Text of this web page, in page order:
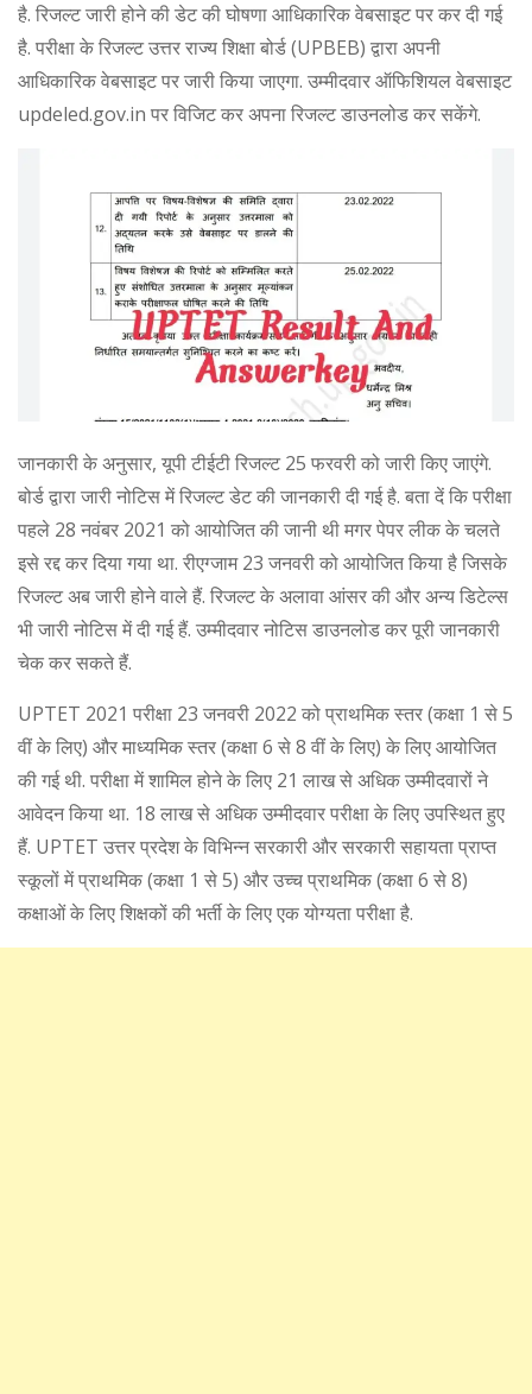
है. रिजल्‍ट जारी होने की डेट की घोषणा आधिकारिक वेबसाइट पर कर दी गई
है. परीक्षा के रिजल्‍ट उत्तर राज्य शिक्षा बोर्ड (UPBEB) द्वारा अपनी
आधिकारिक वेबसाइट पर जारी किया जाएगा. उम्मीदवार ऑफिशियल वेबसाइट
updeled.gov.in पर विजिट कर अपना रिजल्‍ट डाउनलोड कर सकेंगे.
जानकारी के अनुसार, यूपी टीईटी रिजल्‍ट 25 फरवरी को जारी किए जाएंगे.
बोर्ड द्वारा जारी नोटिस में रिजल्‍ट डेट की जानकारी दी गई है. बता दें कि परीक्षा
पहले 28 नवंबर 2021 को आयोजित की जानी थी मगर पेपर लीक के चलते
इसे रद्द कर दिया गया था. रीएग्‍जाम 23 जनवरी को आयोजित किया है जिसके
रिजल्‍ट अब जारी होने वाले हैं. रिजल्‍ट के अलावा आंसर की और अन्‍य डिटेल्‍स
भी जारी नोटिस में दी गई हैं. उम्‍मीदवार नोटिस डाउनलोड कर पूरी जानकारी
चेक कर सकते हैं.
UPTET 2021 परीक्षा 23 जनवरी 2022 को प्राथमिक स्तर (कक्षा 1 से 5
वीं के लिए) और माध्‍यमिक स्तर (कक्षा 6 से 8 वीं के लिए) के लिए आयोजित
की गई थी. परीक्षा में शामिल होने के लिए 21 लाख से अधिक उम्मीदवारों ने
आवेदन किया था. 18 लाख से अधिक उम्मीदवार परीक्षा के लिए उपस्थित हुए
हैं. UPTET उत्तर प्रदेश के विभिन्न सरकारी और सरकारी सहायता प्राप्त
स्कूलों में प्राथमिक (कक्षा 1 से 5) और उच्च प्राथमिक (कक्षा 6 से 8)
कक्षाओं के लिए शिक्षकों की भर्ती के लिए एक योग्‍यता परीक्षा है.